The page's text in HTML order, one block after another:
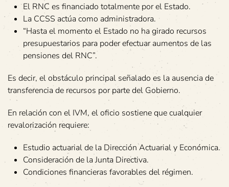
El RNC es financiado totalmente por el Estado.
La CCSS actúa como administradora.
“Hasta el momento el Estado no ha girado recursos
presupuestarios para poder efectuar aumentos de las
pensiones del RNC”.
Es decir, el obstáculo principal señalado es la ausencia de
transferencia de recursos por parte del Gobierno.
En relación con el IVM, el oficio sostiene que cualquier
revalorización requiere:
Estudio actuarial de la Dirección Actuarial y Económica.
Consideración de la Junta Directiva.
Condiciones financieras favorables del régimen.